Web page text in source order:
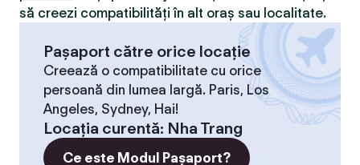
să creezi compatibilităţi în alt oraș sau localitate.
Pașaport către orice locație
Creează o compatibilitate cu orice
persoană din lumea largă. Paris, Los
Angeles, Sydney, Hai!
Locaţia curentă: Nha Trang
Ce este Modul Pașaport?